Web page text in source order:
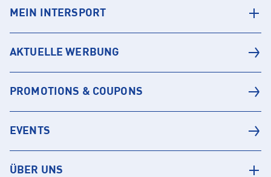
MEIN INTERSPORT
AKTUELLE WERBUNG
PROMOTIONS & COUPONS
EVENTS
ÜBER UNS